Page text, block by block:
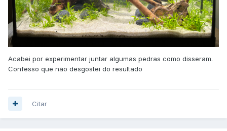
Acabei por experimentar juntar algumas pedras como disseram.
Confesso que não desgostei do resultado
Citar